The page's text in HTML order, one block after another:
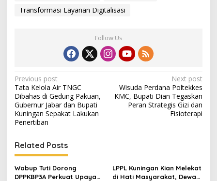
Transformasi Layanan Digitalisasi
Follow Us
Post
navigation
Previous post
Tata Kelola Air TNGC
Dibahas di Gedung Pakuan,
Gubernur Jabar dan Bupati
Kuningan Sepakat Lakukan
Penertiban
Next post
Wisuda Perdana Poltekkes
KMC, Bupati Dian Tegaskan
Peran Strategis Gizi dan
Fisioterapi
Related Posts
Wabup Tuti Dorong
DPPKBP3A Perkuat Upaya
LPPL Kuningan Kian Melekat
di Hati Masyarakat, Dewas